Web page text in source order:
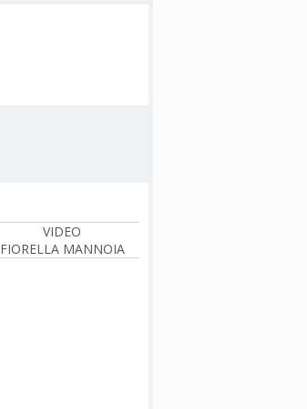
VIDEO
FIORELLA MANNOIA